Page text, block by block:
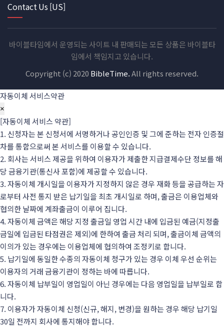
Contact Us [US]
바이블타임에서 운영되는 사이트 내 판매되는 모든 상품은 바이블타
임에서 책임지고 있습니다.
Copyright (c) 2020 BibleTime.All rights reserved.
자동이체 서비스약관
×
​​[자동이체 서비스 약관]
1. 신청자는 본 신청서에 서명하거나 공인인증 및 그에 준하는 전자 인증절
차를 통함으로써 본 서비스를 이용할 수 있습니다.
2. 회사는 서비스 제공을 위하여 이용자가 제출한 지급결제수단 정보를 해
당 금융기관(통신사 포함)에 제공할 수 있습니다.
3. 자동이체 개시일을 이용자가 지정하지 않은 경우 재화 등을 공급하는 자
로부터 사전 통지 받은 납기일을 최초 개시일로 하며, 출금은 이용업체와
협의한 날짜에 계좌출금이 이루어 집니다.
4. 자동이체 금액은 해당 지정 출금일 영업 시간 내에 입금된 예금(지정출
금일에 입금된 타점권은 제외)에 한하여 출금 처리 되며, 출금이체 금액의
이의가 있는 경우에는 이용업체에 협의하여 조정키로 합니다.
5. 납기일에 동일한 수종의 자동이체 청구가 있는 경우 이체 우선 순위는
이용자의 거래 금융기관이 정하는 바에 따릅니다.
6. 자동이체 납부일이 영업일이 아닌 경우에는 다음 영업일을 납부일로 합
니다.
7. 이용자가 자동이체 신청(신규, 해지, 변경)을 원하는 경우 해당 납기일
30일 전까지 회사에 통지해야 합니다.